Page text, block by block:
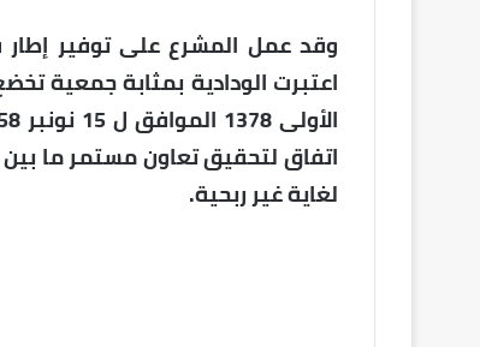
وقد عمل المشرع على توفير
اتفاق لتحقيق تعاون مستمر ما
لغاية غير ربحية.